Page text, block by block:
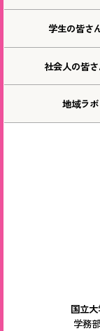
学生の皆さ
社会人の皆
地域ラボ
国立
学務